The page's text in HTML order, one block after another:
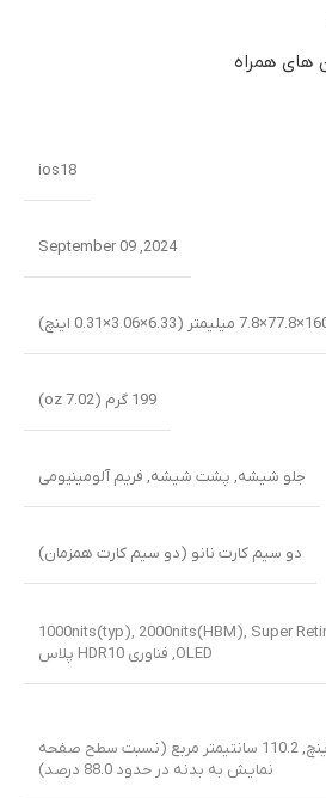
های همراه
ios18
2024, September 09
(6.33×3.06×0.31 اینچ)
199 گرم (7.02 oz)
جلو شیشه, پشت شیشه, فریم آلومینیومی
دو سیم کارت نانو (دو سیم کارت همزمان)
1000nits(typ), 2000nits(HBM), Super
OLED
, فناوری HDR10 پلاس
6.7 اینچ, 110.2 سانتیمتر مربع (نسبت سطح صفحه
نمایش به بدنه در حدود 88.0 درصد)